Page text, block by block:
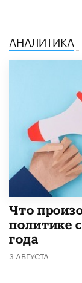
АНАЛИТИКА
​Что
политике
года
3 АВГУСТА